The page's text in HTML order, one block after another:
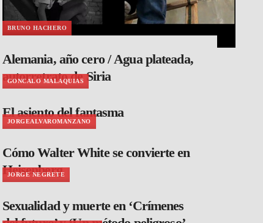
BRUNO HACHERO
Alemania, año cero / Agua plateada,
autorretrato de Siria
GONCALO MALAQUIAS
El asiento del fantasma
JORGEALVAROMANZANO
Cómo Walter White se convierte en
Heisenberg
JORGE NEGRETE
Sexualidad y muerte en ‘Crímenes